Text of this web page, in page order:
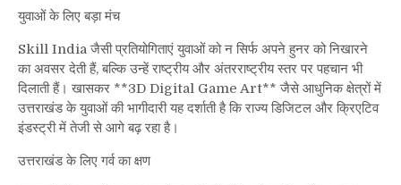
युवाओं के लिए बड़ा मंच
Skill India जैसी प्रतियोगिताएं युवाओं को न सिर्फ अपने हुनर को निखारने
का अवसर देती हैं, बल्कि उन्हें राष्ट्रीय और अंतरराष्ट्रीय स्तर पर पहचान भी
दिलाती हैं। खासकर **3D Digital Game Art** जैसे आधुनिक क्षेत्रों में
उत्तराखंड के युवाओं की भागीदारी यह दर्शाती है कि राज्य डिजिटल और क्रिएटिव
इंडस्ट्री में तेजी से आगे बढ़ रहा है।
उत्तराखंड के लिए गर्व का क्षण